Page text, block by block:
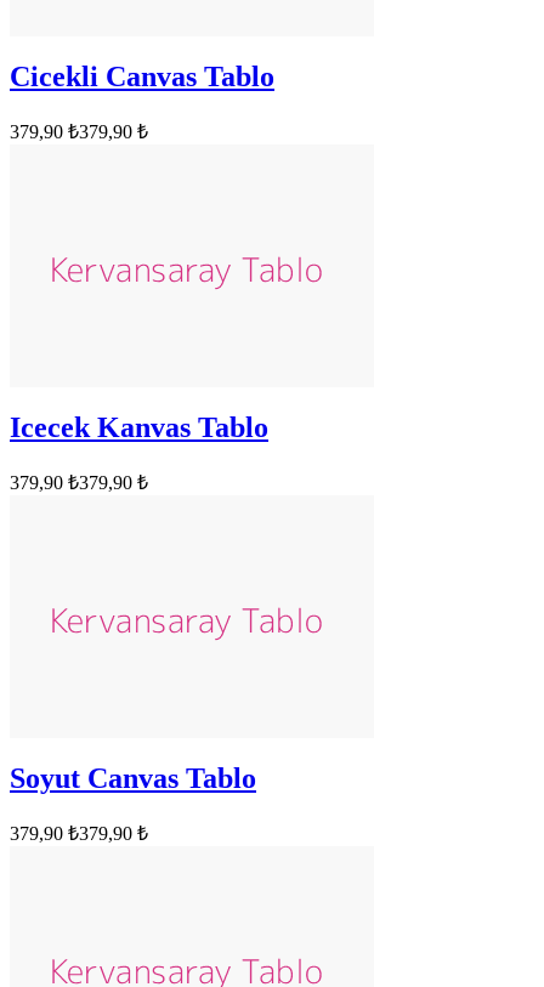
Cicekli Canvas Tablo
379,90 ₺379,90 ₺
Icecek Kanvas Tablo
379,90 ₺379,90 ₺
Soyut Canvas Tablo
379,90 ₺379,90 ₺